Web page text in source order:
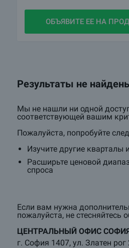
ОБЪЯВИТЕ ЕЕ НА
Результаты не
Мы не нашли ни одной
соответствующей вашим
Пожалуйста, попробуйте
Изучите другие кварталы
Расширьте ценовой
спроса
Если вам нужна
пожалуйста, не стесняйтесь
ЦЕНТРАЛЬНЫЙ ОФИС
г. София 1407, ул. Златен рог